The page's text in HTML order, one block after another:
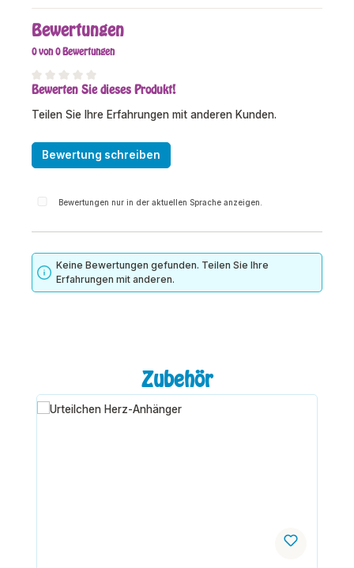
Bewertungen
0 von 0 Bewertungen
Durchschnittliche Bewertung von 0 von 5 Sternen
Bewerten Sie dieses Produkt!
Teilen Sie Ihre Erfahrungen mit anderen Kunden.
Bewertung schreiben
Bewertungen nur in der aktuellen Sprache anzeigen.
Keine Bewertungen gefunden. Teilen Sie Ihre
Erfahrungen mit anderen.
Produktgalerie überspringenZubehör